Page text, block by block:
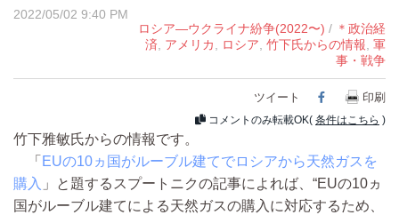
2022/05/02 9:40 PM
ロシア―ウクライナ紛争(2022〜) / ＊政治経
済
アメリカ ロシア 竹下氏からの情報 軍
事・戦争
ツイート Facebook
印刷
コメントのみ転載OK( 条件はこちら )
竹下雅敏氏からの情報です。
「 EUの10ヵ国がルーブル建てでロシアから天然ガスを
購入 」と題するスプートニクの記事によれば、“EUの10ヵ
国がルーブル建てによる天然ガスの購入に対応するため、